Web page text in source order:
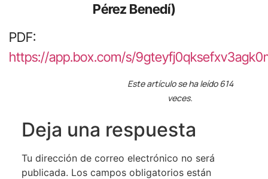
Pérez Benedí)
PDF:
https://app.box.com/s/
Este artículo se ha leído 614
veces.
Deja una respuesta
Tu dirección de correo electrónico no será
publicada. Los campos obligatorios están